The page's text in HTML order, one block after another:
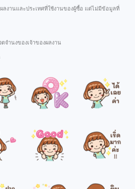
งานและประเทศที่ใช้งานของผู้ซื้อ แต่ไม่มีข้อมูลที่
จำนงของเจ้าของผลงาน